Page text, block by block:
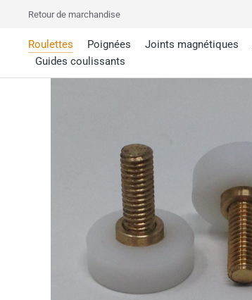
Retour de marchandise
Roulettes Poignées Joints magnétiques
Guides coulissants